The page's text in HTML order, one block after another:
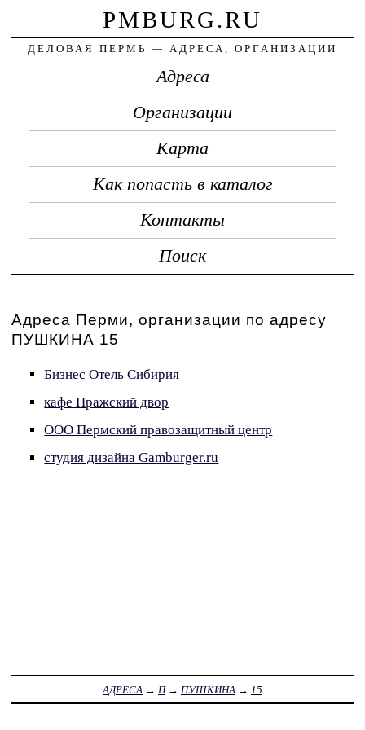
PMBURG.RU
ДЕЛОВАЯ ПЕРМЬ — АДРЕСА, ОРГАНИЗАЦИИ
Адреса
Организации
Карта
Как попасть в каталог
Контакты
Поиск
Адреса Перми, организации по адресу
ПУШКИНА 15
Бизнес Отель Сибирия
кафе Пражский двор
ООО Пермский правозащитный центр
студия дизайна Gamburger.ru
АДРЕСА → П→ ПУШКИНА → 15